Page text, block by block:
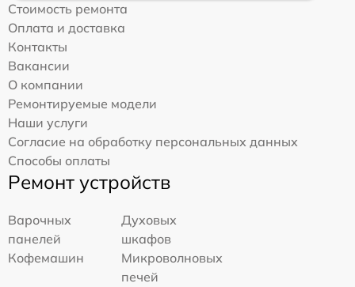
Стоимость ремонта
Оплата и доставка
Контакты
Вакансии
О компании
Ремонтируемые модели
Наши услуги
Согласие на обработку персональных данных
Способы оплаты
Ремонт устройств
Варочных
панелей
Духовых
шкафов
Кофемашин
Микроволновых
печей